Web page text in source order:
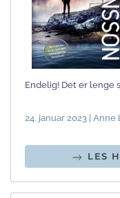
Endelig! Det er lenge
24. januar 2023 | Anne
LES